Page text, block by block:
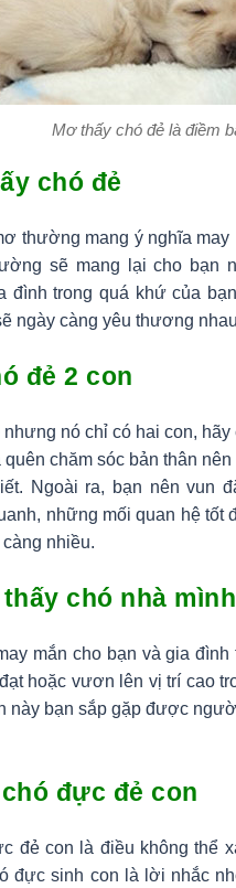
Mơ thấy chó đẻ là điềm
chó đẻ
thường mang ý nghĩa
sẽ mang lại cho bạn
đình trong quá khứ của
ngày càng yêu thương
đẻ 2 con
nhưng nó chỉ có hai con,
chăm sóc bản thân
Ngoài ra, bạn nên vun
những mối quan hệ tốt
nhiều.
chó nhà
mắn cho bạn và gia
hoặc vươn lên vị trí cao
này bạn sắp gặp được
đực đẻ con
đẻ con là điều không thể
đực sinh con là lời nhắc